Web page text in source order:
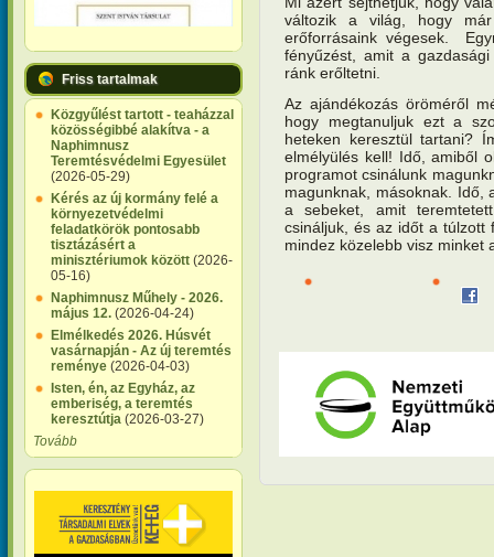
Friss tartalmak
Közgyűlést tartott - teaházzal
közösségibbé alakítva - a
Naphimnusz
Teremtésvédelmi Egyesület
(2026-05-29)
Kérés az új kormány felé a
környezetvédelmi
feladatkörök pontosabb
tisztázásért a
minisztériumok között (2026-
05-16)
Naphimnusz Műhely - 2026.
május 12. (2026-04-24)
Elmélkedés 2026. Húsvét
vasárnapján - Az új teremtés
reménye (2026-04-03)
Isten, én, az Egyház, az
emberiség, a teremtés
keresztútja (2026-03-27)
Tovább
változik a világ, hogy
erőforrásaink végesek.
fényűzést, amit a
ránk erőltetni.
Az ajándékozás öröméről
hogy megtanuljuk ezt a
heteken keresztül tartani?
elmélyülés kell! Idő, amiből
programot csinálunk
magunknak, másoknak. Idő,
a sebeket, amit
csináljuk, és az időt a túlzott
mindez közelebb visz minket